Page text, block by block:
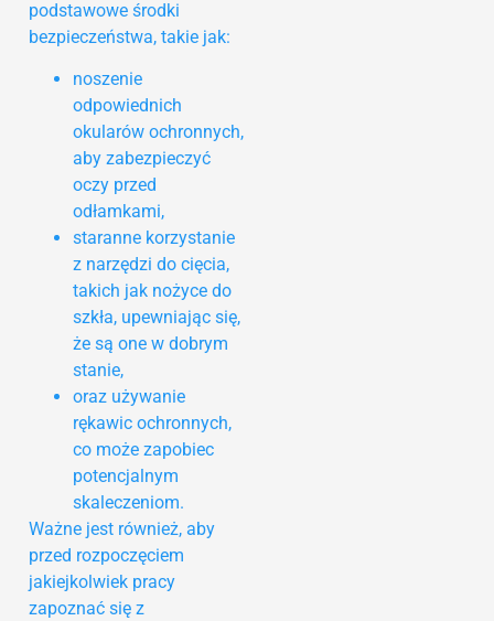
podstawowe środki
bezpieczeństwa, takie jak:
noszenie
odpowiednich
okularów ochronnych,
aby zabezpieczyć
oczy przed
odłamkami,
staranne korzystanie
z narzędzi do cięcia,
takich jak nożyce do
szkła, upewniając się,
że są one w dobrym
stanie,
oraz używanie
rękawic ochronnych,
co może zapobiec
potencjalnym
skaleczeniom.
Ważne jest również, aby
przed rozpoczęciem
jakiejkolwiek pracy
zapoznać się z